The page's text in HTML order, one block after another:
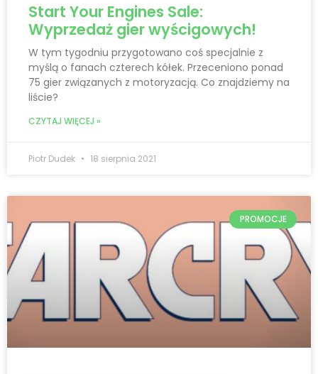
Start Your Engines Sale:
Wyprzedaż gier wyścigowych!
W tym tygodniu przygotowano coś specjalnie z
myślą o fanach czterech kółek. Przeceniono ponad
75 gier związanych z motoryzacją. Co znajdziemy na
liście?
CZYTAJ WIĘCEJ »
Piotr Dudek 18 sierpnia 2021
PROMOCJE